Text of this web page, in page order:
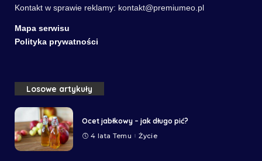
Kontakt w sprawie reklamy: kontakt@premiumeo.pl
Mapa serwisu
Polityka prywatności
Losowe artykuły
Ocet jabłkowy – jak długo pić?
4 lata Temu Życie